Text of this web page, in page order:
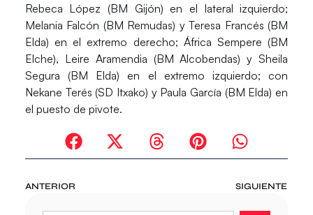
Rebeca López (BM Gijón) en el lateral izquierdo;
Melania Falcón (BM Remudas) y Teresa Francés (BM
Elda) en el extremo derecho; África Sempere (BM
Elche), Leire Aramendia (BM Alcobendas) y Sheila
Segura (BM Elda) en el extremo izquierdo; con
Nekane Terés (SD Itxako) y Paula García (BM Elda) en
el puesto de pivote.
ANTERIOR SIGUIENTE